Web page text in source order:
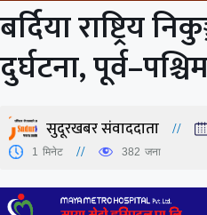
बर्दिया राष्ट्रिय
दुर्घटना,
सुदूरखबर संवाददाता
1 मिनेट 382 जना